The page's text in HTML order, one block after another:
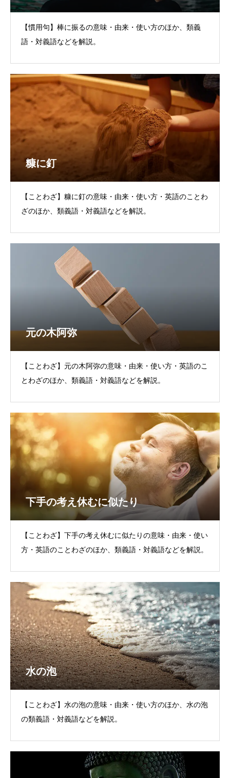
【慣用句】棒に振るの意味・由来・使い方のほか、類義
語・対義語などを解説。
糠に釘
【ことわざ】糠に釘の意味・由来・使い方・英語のことわ
ざのほか、類義語・対義語などを解説。
元の木阿弥
【ことわざ】元の木阿弥の意味・由来・使い方・英語のこ
とわざのほか、類義語・対義語などを解説。
下手の考え休むに似たり
【ことわざ】下手の考え休むに似たりの意味・由来・使い
方・英語のことわざのほか、類義語・対義語などを解説。
水の泡
【ことわざ】水の泡の意味・由来・使い方のほか、水の泡
の類義語・対義語などを解説。